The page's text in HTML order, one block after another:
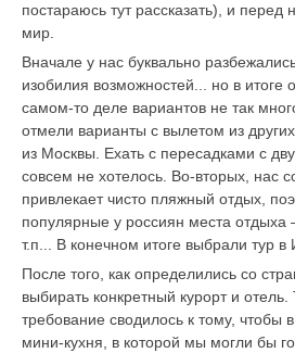
постараюсь тут рассказать), и
мир.
Вначале у нас буквально
изобилия возможностей... но в итоге
самом-то деле вариантов не так
отмели варианты с вылетом из
из Москвы. Ехать с пересадками с
совсем не хотелось. Во-вторых, нас
привлекает чисто пляжный отдых,
популярные у россиян места
т.п... В конечном итоге выбрали тур
После того, как определились со
выбирать конкретный курорт и отель.
требование сводилось к тому, чтобы
мини-кухня, в которой мы могли бы